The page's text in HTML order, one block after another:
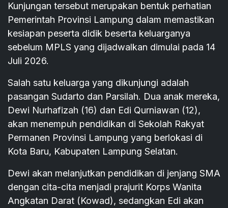
Kunjungan tersebut merupakan bentuk perhatian
Pemerintah Provinsi Lampung dalam memastikan
kesiapan peserta didik beserta keluarganya
sebelum MPLS yang dijadwalkan dimulai pada 14
Juli 2026.
Salah satu keluarga yang dikunjungi adalah
pasangan Sudarto dan Parsilah. Dua anak mereka,
Dewi Nurhafizah (16) dan Edi Qurniawan (12),
akan menempuh pendidikan di Sekolah Rakyat
Permanen Provinsi Lampung yang berlokasi di
Kota Baru, Kabupaten Lampung Selatan.
Dewi akan melanjutkan pendidikan di jenjang SMA
dengan cita-cita menjadi prajurit Korps Wanita
Angkatan Darat (Kowad), sedangkan Edi akan